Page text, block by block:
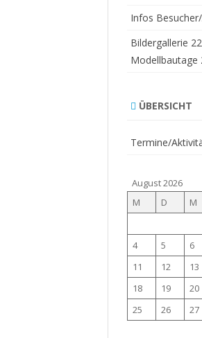
Infos
Bildergallerie
Modellbautage
ÜBERSICHT
Termine/
August 2026
M
D M
4
5 6
11
12 13
18
19 20
25
26 27